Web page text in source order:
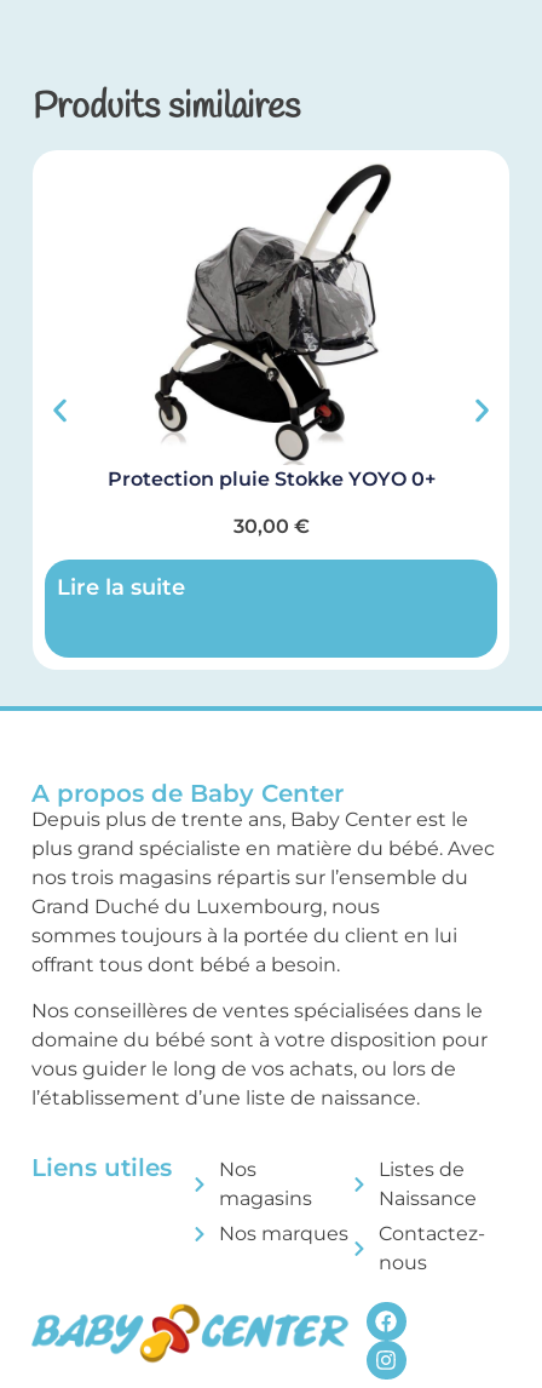
Produits similaires
Protection pluie Stokke YOYO 0+
30,00 €
Lire la suite
A propos de Baby Center
Depuis plus de trente ans, Baby Center est le
plus grand spécialiste en matière du bébé. Avec
nos trois magasins répartis sur l’ensemble du
Grand Duché du Luxembourg, nous
sommes toujours à la portée du client en lui
offrant tous dont bébé a besoin.
Nos conseillères de ventes spécialisées dans le
domaine du bébé sont à votre disposition pour
vous guider le long de vos achats, ou lors de
l’établissement d’une liste de naissance.
Liens utiles
Nos
magasins
Nos marques
Listes de
Naissance
Contactez-
nous